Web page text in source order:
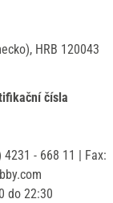
HRB 120043
čísla
- 668 11 | Fax:
do 22:30